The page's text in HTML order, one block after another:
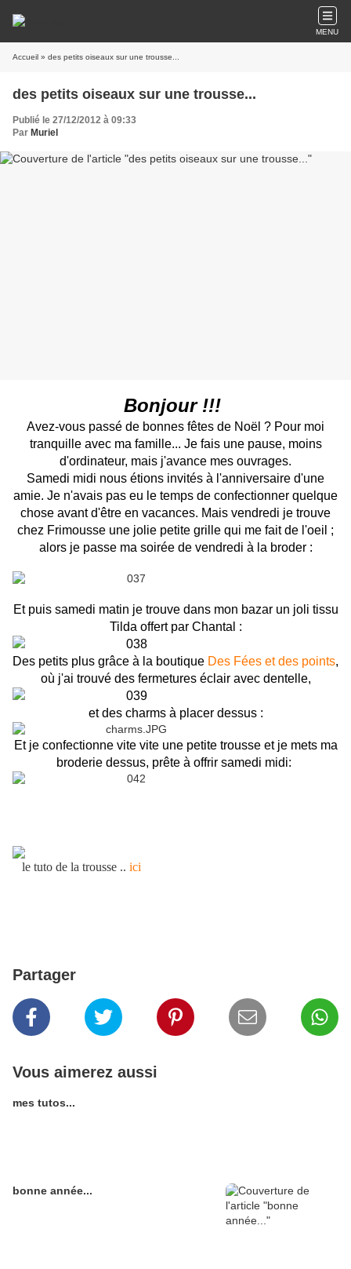
MENU
Accueil » des petits oiseaux sur une trousse...
des petits oiseaux sur une trousse...
Publié le 27/12/2012 à 09:33
Par Muriel
Bonjour !!!
Avez-vous passé de bonnes fêtes de Noël ? Pour moi
tranquille avec ma famille... Je fais une pause, moins
d'ordinateur, mais j'avance mes ouvrages.
Samedi midi nous étions invités à l'anniversaire d'une
amie. Je n'avais pas eu le temps de confectionner quelque
chose avant d'être en vacances. Mais vendredi je trouve
chez Frimousse une jolie petite grille qui me fait de l'oeil ;
alors je passe ma soirée de vendredi à la broder :
Et puis samedi matin je trouve dans mon bazar un joli tissu
Tilda offert par Chantal :
Des petits plus grâce à la boutique Des Fées et des points,
où j'ai trouvé des fermetures éclair avec dentelle,
et des charms à placer dessus :
Et je confectionne vite vite une petite trousse et je mets ma
broderie dessus, prête à offrir samedi midi:
le tuto de la trousse .. ici
Partager
Vous aimerez aussi
mes tutos...
bonne année...